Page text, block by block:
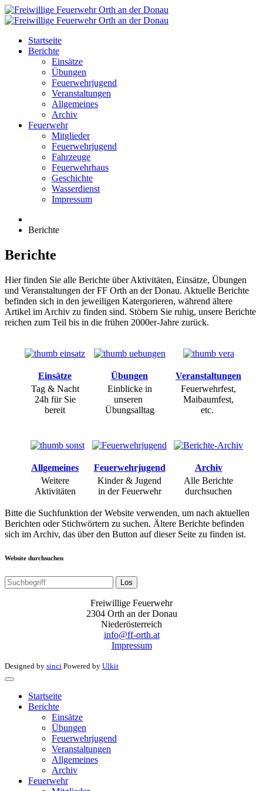
Startseite
Berichte
Einsätze
Übungen
Feuerwehrjugend
Veranstaltungen
Allgemeines
Archiv
Feuerwehr
Mitglieder
Feuerwehrjugend
Fahrzeuge
Feuerwehrhaus
Geschichte
Wasserdienst
Impressum
Berichte
Berichte
Hier finden Sie alle Berichte über Aktivitäten, Einsätze, Übungen
und Veranstaltungen der FF Orth an der Donau. Aktuelle Berichte
befinden sich in den jeweiligen Katergorieren, während ältere
Artikel im Archiv zu finden sind. Stöbern Sie ruhig, unsere Berichte
reichen zum Teil bis in die frühen 2000er-Jahre zurück.
Einsätze Übungen
Veranstaltungen
Tag & Nacht
24h für Sie
bereit
Einblicke in
unseren
Übungsalltag
Feuerwehrfest,
Maibaumfest,
etc.
Allgemeines Feuerwehrjugend
Archiv
Weitere
Aktivitäten
Kinder & Jugend
in der Feuerwehr
Alle Berichte
durchsuchen
Bitte die Suchfunktion der Website verwenden, um nach aktuellen
Berichten oder Stichwörtern zu suchen. Ältere Berichte befinden
sich im Archiv, das über den Button auf dieser Seite zu finden ist.
Website durchsuchen
Los
Freiwillige Feuerwehr
2304 Orth an der Donau
Niederösterreich
info@ff-orth.at
Impressum
Designed by sinci Powered by Ulkit
Startseite
Berichte
Einsätze
Übungen
Feuerwehrjugend
Veranstaltungen
Allgemeines
Archiv
Feuerwehr